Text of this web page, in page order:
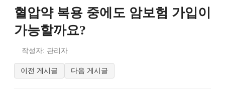
혈압약 복용 중에도 암보험 가입이
가능할까요?
작성자: 관리자
이전 게시글 다음 게시글